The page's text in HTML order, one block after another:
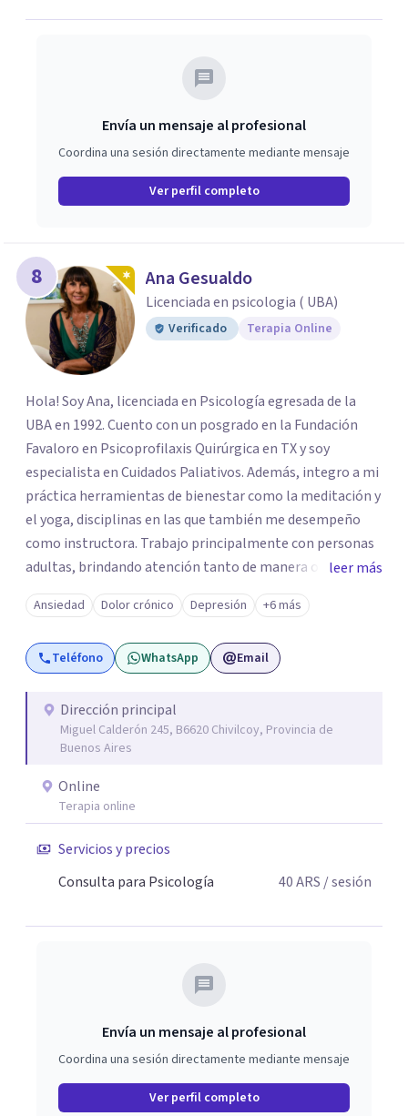
Envía un mensaje al profesional
Coordina una sesión directamente mediante mensaje
Ver perfil completo
8 Ana Gesualdo
Licenciada en psicologia ( UBA)
Verificado Terapia Online
Hola! Soy Ana, licenciada en Psicología egresada de la
UBA en 1992. Cuento con un posgrado en la Fundación
Favaloro en Psicoprofilaxis Quirúrgica en TX y soy
especialista en Cuidados Paliativos. Además, integro a mi
práctica herramientas de bienestar como la meditación y
el yoga, disciplinas en las que también me desempeño
como instructora. Trabajo principalmente con personas
adultas, brindando atención tanto de manera online
como en el consultorio, adaptándome a las necesidades
de cada paciente. Acompaño procesos vinculados a la
ansiedad, la depresión, el estrés, el duelo, el dolor crónico
y distintos momentos vitales que requieren contención,
leer más
Ansiedad Dolor crónico Depresión +6 más
Teléfono WhatsApp Email
Dirección principal
Miguel Calderón 245, B6620 Chivilcoy, Provincia de
Buenos Aires
Online
Terapia online
Servicios y precios
Consulta para Psicología
40ARS / sesión
Envía un mensaje al profesional
Coordina una sesión directamente mediante mensaje
Ver perfil completo